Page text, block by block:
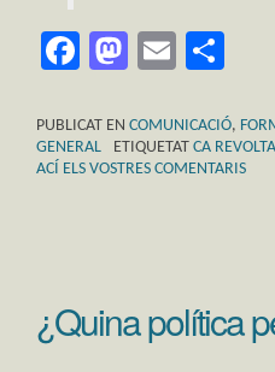
Facebook
Mastodon
Email
PUBLICAT EN COMUNICACIÓ,
GENERAL
ETIQUETAT CA REVOLTA
ACÍ ELS VOSTRES COMENTARIS
¿Quina política